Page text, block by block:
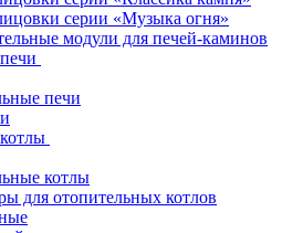
серии «Музыка огня»
модули для печей-каминов
печи
котлы
для отопительных котлов